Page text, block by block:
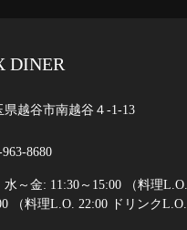
DINER
県越谷市南越谷４-1-13
963-8680
水～金: 11:30～15:00 （料理
（料理L.O. 22:00 ドリンクL.O.